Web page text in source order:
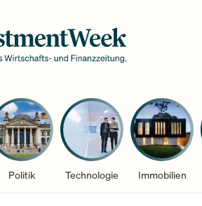
Politik Technologie Immobilien